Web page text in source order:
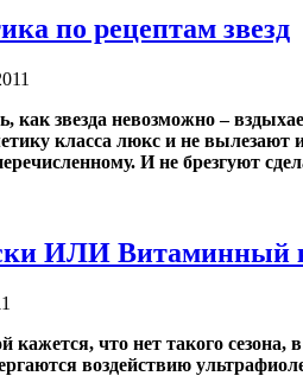
по рецептам звезд
как звезда невозможно –
класса люкс и не
И не брезгуют
ИЛИ Витаминный
кажется, что нет такого
воздействию